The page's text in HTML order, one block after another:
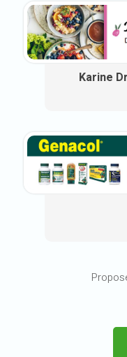
Karine